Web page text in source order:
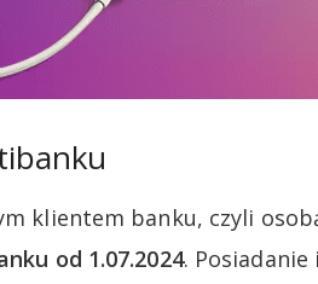
klientem banku, czyli
od 1.07.2024.